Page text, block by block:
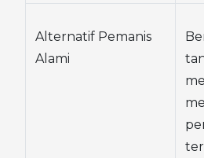
Alternatif Pemanis
Alami